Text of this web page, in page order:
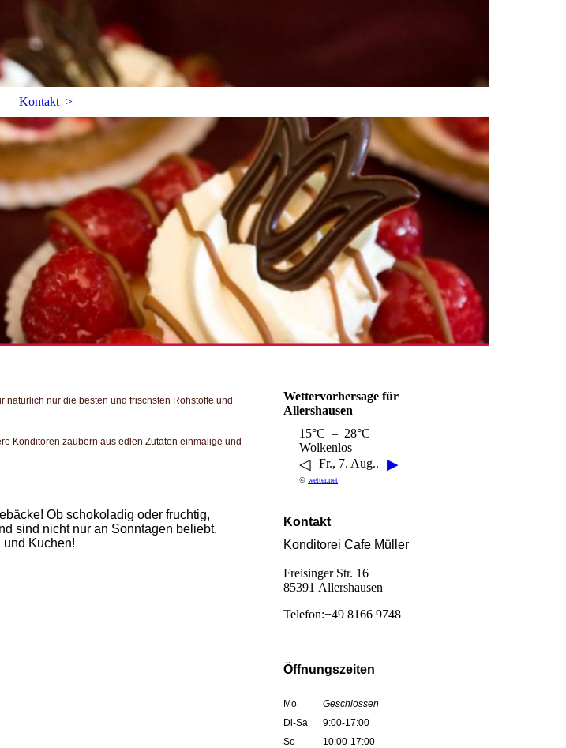
Kontakt
nur die besten und frischsten Rohstoffe und
Konditoren zaubern aus edlen Zutaten einmalige und
Ob schokoladig oder fruchtig,
sind nicht nur an Sonntagen beliebt.
Kuchen!
Wettervorhersage für
Allershausen
15°C – 28°C
Wolkenlos
◁ Fr., 7. Aug.. ▶
© wetter.net
Kontakt
Konditorei Cafe Müller
Freisinger Str. 16
85391 Allershausen
Telefon:+49 8166 9748
Öffnungszeiten
Mo
Geschlossen
Di-Sa
9:00-17:00
So
10:00-17:00